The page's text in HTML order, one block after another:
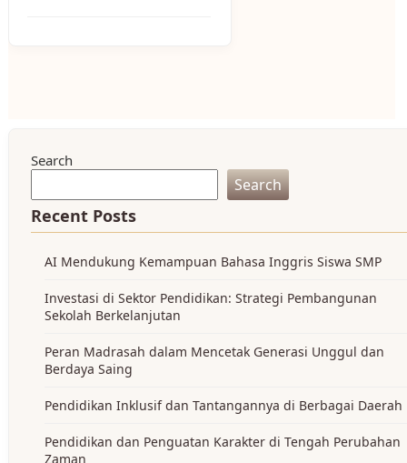
Search
Search
Recent Posts
AI Mendukung Kemampuan Bahasa Inggris Siswa SMP
Investasi di Sektor Pendidikan: Strategi Pembangunan
Sekolah Berkelanjutan
Peran Madrasah dalam Mencetak Generasi Unggul dan
Berdaya Saing
Pendidikan Inklusif dan Tantangannya di Berbagai Daerah
Pendidikan dan Penguatan Karakter di Tengah Perubahan
Zaman